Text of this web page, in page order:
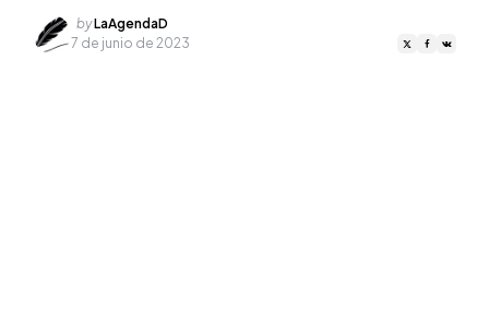
Posted
by
byLaAgendaD
7 de junio de 2023